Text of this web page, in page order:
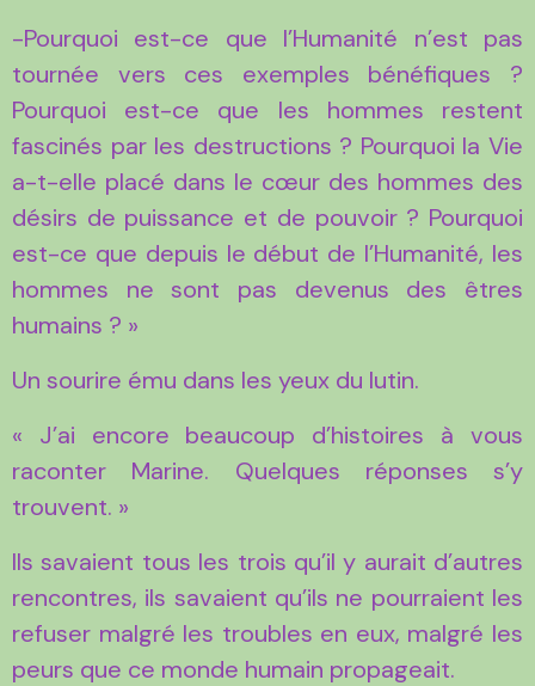
-Pourquoi est-ce que l’Humanité n’est pas
tournée vers ces exemples bénéfiques ?
Pourquoi est-ce que les hommes restent
fascinés par les destructions ? Pourquoi la Vie
a-t-elle placé dans le cœur des hommes des
désirs de puissance et de pouvoir ? Pourquoi
est-ce que depuis le début de l’Humanité, les
hommes ne sont pas devenus des êtres
humains ? »
Un sourire ému dans les yeux du lutin.
« J’ai encore beaucoup d’histoires à vous
raconter Marine. Quelques réponses s’y
trouvent. »
Ils savaient tous les trois qu’il y aurait d’autres
rencontres, ils savaient qu’ils ne pourraient les
refuser malgré les troubles en eux, malgré les
peurs que ce monde humain propageait.